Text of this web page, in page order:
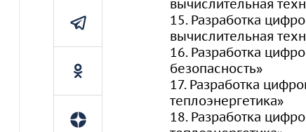
вычислительная
15. Разработка
вычислительная
16. Разработка
безопасность»
17. Разработка
теплоэнергетика»
18. Разработка